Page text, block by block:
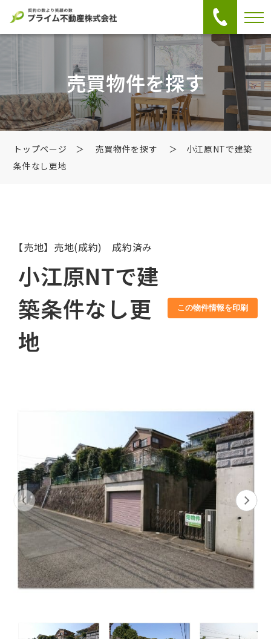
売買物件を探す
トップページ ＞ 売買物件を探す
＞ 小江原NTで建築
条件なし更地
【売地】売地(成約) 成約済み
小江原NTで建
築条件なし更
地
この物件情報を印刷